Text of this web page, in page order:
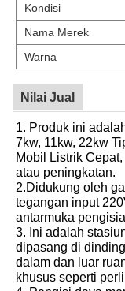
Kondisi
Nama Merek
Warna
Nilai Jual
1. Produk ini
7kw, 11kw, 22kw
Mobil Listrik
atau peningkatan.
2.Didukung oleh
tegangan input
antarmuka
3. Ini adalah
dipasang di
dalam dan luar
khusus seperti